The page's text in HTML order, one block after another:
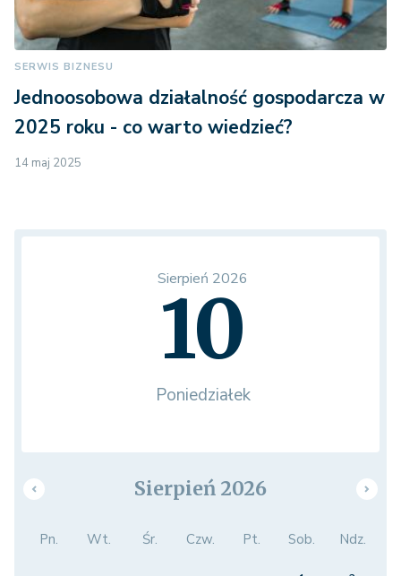
SERWIS BIZNESU
Jednoosobowa działalność gospodarcza w
2025 roku - co warto wiedzieć?
14 maj 2025
Sierpień 2026
10
Poniedziałek
Sierpień 2026
Pn. Wt. Śr. Czw. Pt. Sob. Ndz.